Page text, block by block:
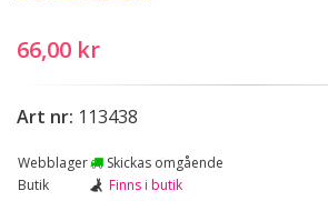
66,00 kr
Art nr: 113438
Webblager
Skickas omgående
Butik
Finns i butik